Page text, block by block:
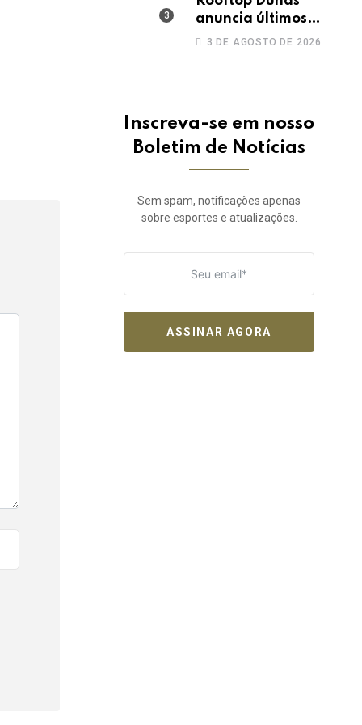
anuncia últimos
ingressos pro TBT do
3 DE AGOSTO DE 2026
Inscreva-se em nosso
Boletim de Notícias
Sem spam, notificações apenas
sobre esportes e atualizações.
ASSINAR AGORA